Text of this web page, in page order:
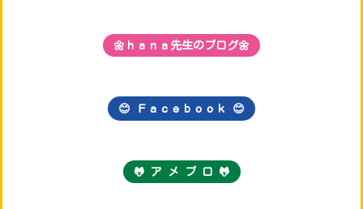
🌼ｈａｎａ先生のブログ🌼
😊 Ｆａｃｅｂｏｏｋ 😊
🐸 ア メ ブ ロ 🐸